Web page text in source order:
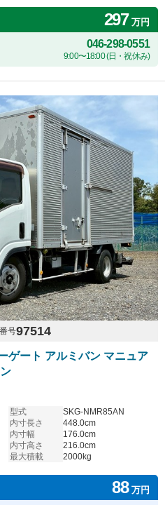
297 万円
046-298-0551
9:00〜18:00 (日・祝休み)
号97514
ゲート アルミバン マニュア
型式
SKG-NMR85AN
内寸長さ
448.0cm
内寸幅
176.0cm
内寸高さ
216.0cm
最大積載
2000kg
88万円